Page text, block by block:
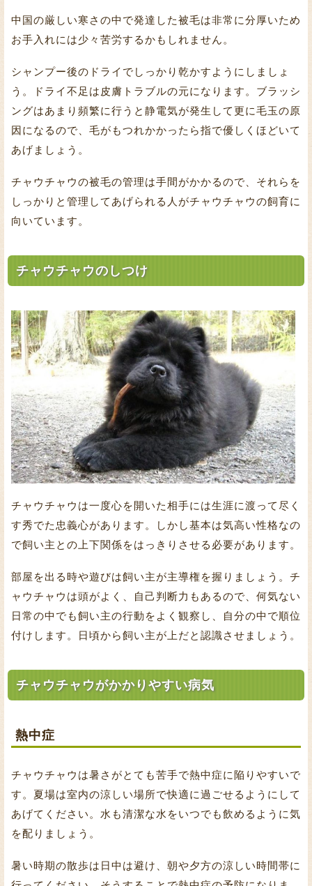
中国の厳しい寒さの中で発達した被毛は非常に分厚いため
お手入れには少々苦労するかもしれません。
シャンプー後のドライでしっかり乾かすようにしましょ
う。ドライ不足は皮膚トラブルの元になります。ブラッシ
ングはあまり頻繁に行うと静電気が発生して更に毛玉の原
因になるので、毛がもつれかかったら指で優しくほどいて
あげましょう。
チャウチャウの被毛の管理は手間がかかるので、それらを
しっかりと管理してあげられる人がチャウチャウの飼育に
向いています。
チャウチャウのしつけ
チャウチャウは一度心を開いた相手には生涯に渡って尽く
す秀でた忠義心があります。しかし基本は気高い性格なの
で飼い主との上下関係をはっきりさせる必要があります。
部屋を出る時や遊びは飼い主が主導権を握りましょう。チ
ャウチャウは頭がよく、自己判断力もあるので、何気ない
日常の中でも飼い主の行動をよく観察し、自分の中で順位
付けします。日頃から飼い主が上だと認識させましょう。
チャウチャウがかかりやすい病気
熱中症
チャウチャウは暑さがとても苦手で熱中症に陥りやすいで
す。夏場は室内の涼しい場所で快適に過ごせるようにして
あげてください。水も清潔な水をいつでも飲めるように気
を配りましょう。
暑い時期の散歩は日中は避け、朝や夕方の涼しい時間帯に